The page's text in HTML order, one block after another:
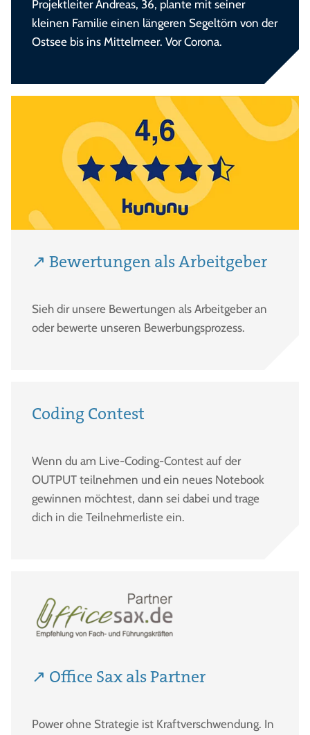
Projektleiter Andreas, 36, plante mit seiner
kleinen Familie einen längeren Segeltörn von der
Ostsee bis ins Mittelmeer. Vor Corona.
↗ Bewertungen als Arbeitgeber
Sieh dir unsere Bewertungen als Arbeitgeber an
oder bewerte unseren Bewerbungsprozess.
Coding Contest
Wenn du am Live-Coding-Contest auf der
OUTPUT teilnehmen und ein neues Notebook
gewinnen möchtest, dann sei dabei und trage
dich in die Teilnehmerliste ein.
↗ Office Sax als Partner
Power ohne Strategie ist Kraftverschwendung. In